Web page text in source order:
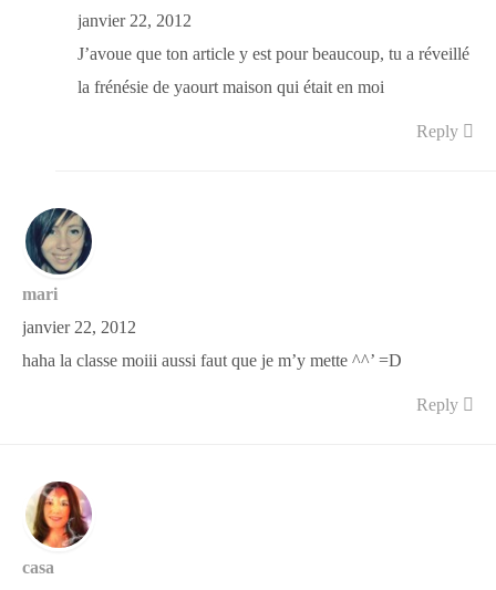
janvier 22, 2012
J’avoue que ton article y est pour beaucoup, tu a réveillé
la frénésie de yaourt maison qui était en moi
Reply
mari
janvier 22, 2012
haha la classe moiii aussi faut que je m’y mette ^^’ =D
Reply
casa